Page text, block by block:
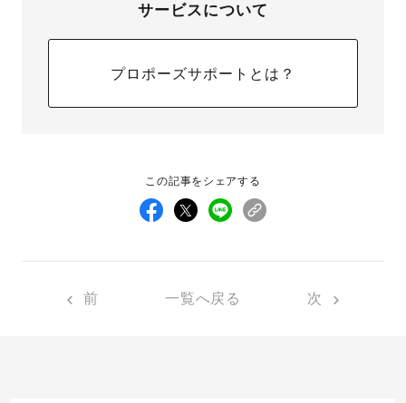
サービスについて
プロポーズサポートとは？
この記事をシェアする
前 一覧へ戻る 次